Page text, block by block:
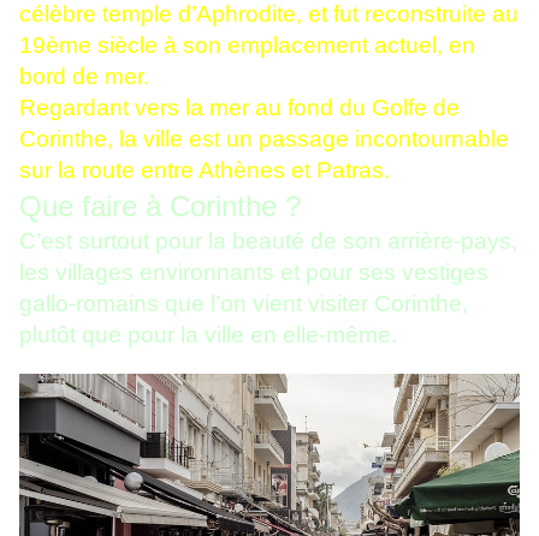
célèbre temple d’Aphrodite, et fut reconstruite au
19ème siècle à son emplacement actuel, en
bord de mer.
Regardant vers la mer au fond du Golfe de
Corinthe, la ville est un passage incontournable
sur la route entre Athènes et Patras.
Que faire à Corinthe ?
C’est surtout pour la beauté de son arrière-pays,
les villages environnants et pour ses vestiges
gallo-romains que l’on vient visiter Corinthe,
plutôt que pour la ville en elle-même.